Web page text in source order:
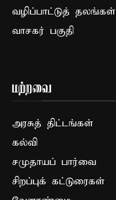
வழிப்பாட்டுத் தலங்கள்
வாசகர் பகுதி
மற்றவை
அரசுத் திட்டங்கள்
கல்வி
சமுதாயப் பார்வை
சிறப்புக் கட்டுரைகள்